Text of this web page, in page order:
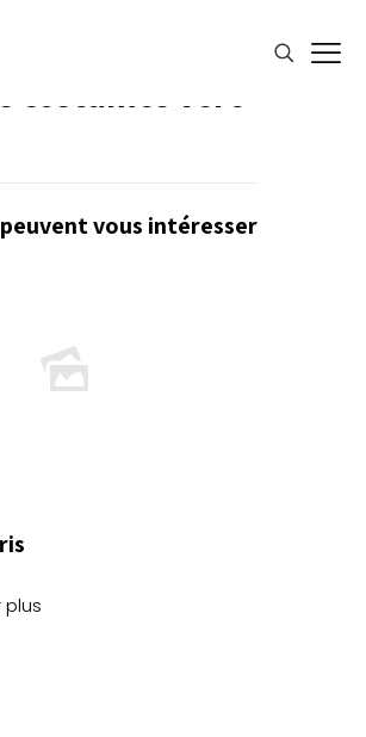
costumes vert
vous intéresser
plus